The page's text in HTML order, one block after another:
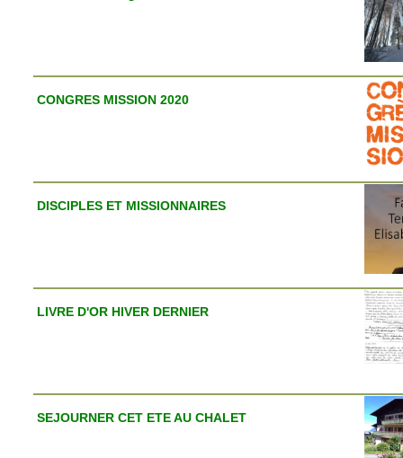
CONGRES MISSION 2020
DISCIPLES ET MISSIONNAIRES
LIVRE D'OR HIVER DERNIER
SEJOURNER CET ETE AU CHALET